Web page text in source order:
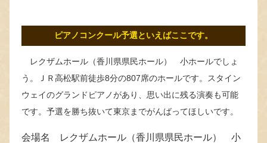
ピアノコンクール予選といえばここです。
レクザムホール（香川県県民ホール） 小ホールでしょ
う。ＪＲ高松駅前徒歩8分の807席のホールです。スタイン
ウェイのグランドピアノがあり、思い出に残る演奏も可能
です。予選を勝ち抜いて東京までがんばってほしいです。
会場名 レクザムホール（香川県県民ホール） 小